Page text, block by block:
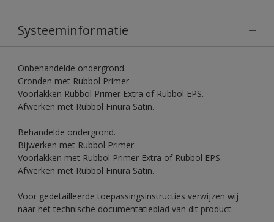
Systeeminformatie
Onbehandelde ondergrond.
Gronden met Rubbol Primer.
Voorlakken Rubbol Primer Extra of Rubbol EPS.
Afwerken met Rubbol Finura Satin.
Behandelde ondergrond.
Bijwerken met Rubbol Primer.
Voorlakken met Rubbol Primer Extra of Rubbol EPS.
Afwerken met Rubbol Finura Satin.
Voor gedetailleerde toepassingsinstructies verwijzen wij
naar het technische documentatieblad van dit product.